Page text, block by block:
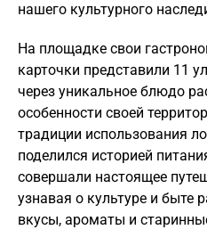
нашего культурного
На площадке свои
карточки представили 11
через уникальное блюдо
особенности своей
традиции использования
поделился историей
совершали настоящее
узнавая о культуре и быте
вкусы, ароматы и